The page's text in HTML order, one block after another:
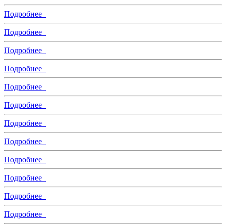
Подробнее
Подробнее
Подробнее
Подробнее
Подробнее
Подробнее
Подробнее
Подробнее
Подробнее
Подробнее
Подробнее
Подробнее